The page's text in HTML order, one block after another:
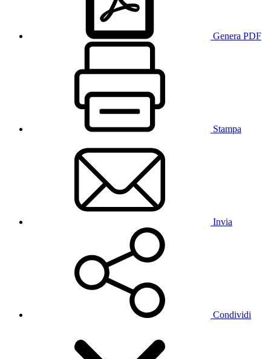
Genera PDF
Stampa
Invia
Condividi